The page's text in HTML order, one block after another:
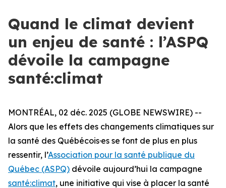
Quand le climat devient
un enjeu de santé : l’ASPQ
dévoile la campagne
santé:climat
MONTRÉAL, 02 déc. 2025 (GLOBE NEWSWIRE) --
Alors que les effets des changements climatiques sur
la santé des Québécois·es se font de plus en plus
ressentir, l’Association pour la santé publique du
Québec (ASPQ) dévoile aujourd’hui la campagne
santé:climat, une initiative qui vise à placer la santé